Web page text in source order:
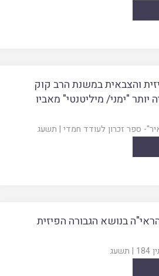
והצבאית במשנת הרב קוק
"ימני/ מיליטנטי" מאביו
ספר זכרון לעודד חמדי | תשעג
בנושא הגבורה הפיזית
| תשעג